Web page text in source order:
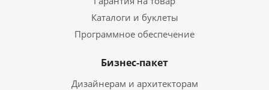
Каталоги и буклеты
Программное обеспечение
Бизнес-пакет
Дизайнерам и архитекторам